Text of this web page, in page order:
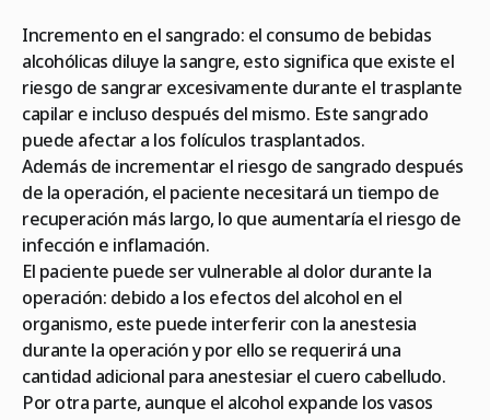
Incremento en el sangrado: el consumo de bebidas
alcohólicas diluye la sangre, esto significa que existe el
riesgo de sangrar excesivamente durante el trasplante
capilar e incluso después del mismo. Este sangrado
puede afectar a los folículos trasplantados.
Además de incrementar el riesgo de sangrado después
de la operación, el paciente necesitará un tiempo de
recuperación más largo, lo que aumentaría el riesgo de
infección e inflamación.
El paciente puede ser vulnerable al dolor durante la
operación: debido a los efectos del alcohol en el
organismo, este puede interferir con la anestesia
durante la operación y por ello se requerirá una
cantidad adicional para anestesiar el cuero cabelludo.
Por otra parte, aunque el alcohol expande los vasos